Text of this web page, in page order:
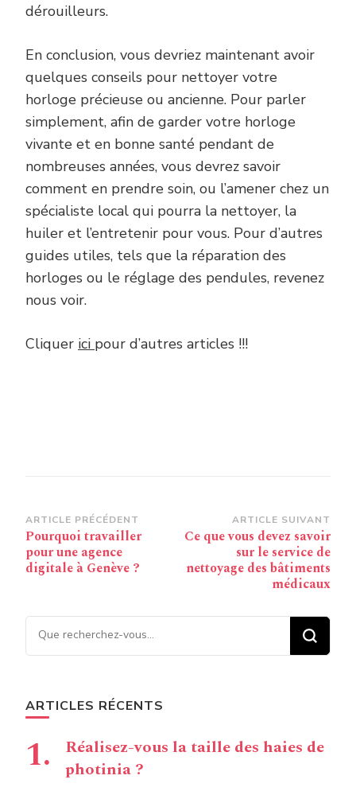
dérouilleurs.
En conclusion, vous devriez maintenant avoir
quelques conseils pour nettoyer votre
horloge précieuse ou ancienne. Pour parler
simplement, afin de garder votre horloge
vivante et en bonne santé pendant de
nombreuses années, vous devrez savoir
comment en prendre soin, ou l’amener chez un
spécialiste local qui pourra la nettoyer, la
huiler et l’entretenir pour vous. Pour d’autres
guides utiles, tels que la réparation des
horloges ou le réglage des pendules, revenez
nous voir.
Cliquer ici pour d’autres articles !!!
Navigation
d’article
ARTICLE PRÉCÉDENT
Pourquoi travailler
pour une agence
digitale à Genève ?
ARTICLE SUIVANT
Ce que vous devez savoir
sur le service de
nettoyage des bâtiments
médicaux
Vous recherchiez quelque
chose ?
ARTICLES RÉCENTS
Réalisez-vous la taille des haies de
photinia ?